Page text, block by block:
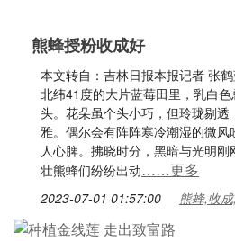
熊蜂授粉收成好
本文转自：吉林日报本报记者 张
北纬41度的大片蓝莓田里，乳白
头。花朵虽个头小巧，但玲珑剔
雅。偶尔会有阵阵寒冷潮湿的微
人心脾。拂晓时分，黑暗与光明
壮熊蜂们纷纷出动……更多
2023-07-01 01:57:00 熊蜂,收